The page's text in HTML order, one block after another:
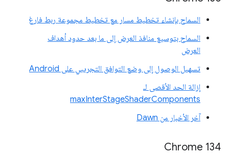
السماح بإنشاء تخطيط مسار مع تخطيط مجموعة ربط فارغ
السماح بتوسيع منافذ العرض إلى ما بعد حدود أهداف
العرض
تسهيل الوصول إلى وضع التوافق التجريبي على Android
إزالة الحد الأقصى لـ
maxInterStageShaderComponents
آخر الأخبار من Dawn
‫Chrome 134